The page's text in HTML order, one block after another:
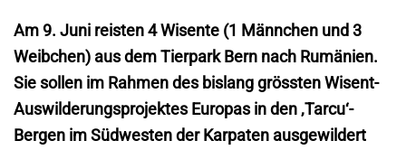
Am 9. Juni reisten 4 Wisente (1 Männchen und 3
Weibchen) aus dem Tierpark Bern nach Rumänien.
Sie sollen im Rahmen des bislang grössten Wisent-
Auswilderungsprojektes Europas in den ‚Tarcu‘-
Bergen im Südwesten der Karpaten ausgewildert